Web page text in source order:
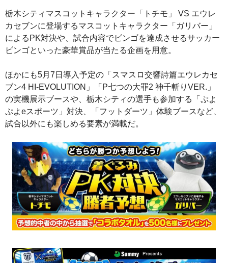
栃木シティマスコットキャラクター「トチモ」 VS エウレ
カセブンに登場するマスコットキャラクター「ガリバー」
によるPK対決や、試合内容でビンゴを達成させるサッカー
ビンゴといった豪華賞品が当たる企画を用意。
ほかにも5月7日導入予定の「スマスロ交響詩篇エウレカセ
ブン4 HI-EVOLUTION」「P七つの大罪2 神千斬りVER.」
の実機展示ブースや、栃木シティの選手も参加する「ぷよ
ぷよeスポーツ」対決、「フットダーツ」体験ブースなど、
試合以外にも楽しめる要素が満載だ。